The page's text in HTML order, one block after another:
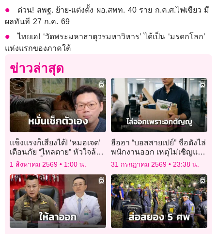
ด่วน! สพฐ. ย้าย-แต่งตั้ง ผอ.สพท. 40 ราย ก.ค.ศ.ไฟเขียว มี
ผลทันที 27 ก.ค. 69
ไทยเฮ! ‘วัดพระมหาธาตุวรมหาวิหาร’ ได้เป็น ‘มรดกโลก’
แห่งแรกของภาคใต้
ข่าวล่าสุด
แข็งแรงก็เสี่ยงได้! ‘หมอเจด’
เตือนภัย “ไหลตาย” หัวใจล้ม
เหลวดึก มื้อใหญ่-แอลกอฮอล์
1 สิงหาคม 2569 1:00 น.
ฮือฮา “บอสสายเปย์” ชื่อดังไล่
พนักงานออก เหตุไม่เชิญแม่
มางานแต่งเพราะอายหน้าตา
31 กรกฎาคม 2569 23:38 น.